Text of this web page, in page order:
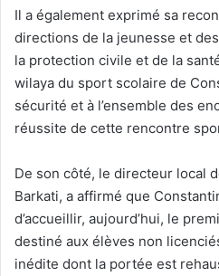
Il a également exprimé sa
directions de la jeunesse et
la protection civile et de la
wilaya du sport scolaire de
sécurité et à l’ensemble des
réussite de cette rencontre
De son côté, le directeur local
Barkati, a affirmé que
d’accueillir, aujourd’hui, le
destiné aux élèves non
inédite dont la portée est